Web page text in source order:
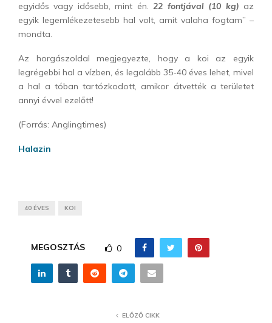
egyidős vagy idősebb, mint én.22 fontjával (10 kg) az
egyik legemlékezetesebb hal volt, amit valaha fogtam” –
mondta.
Az horgászoldal megjegyezte, hogy a koi az egyik
legrégebbi hal a vízben, és legalább 35-40 éves lehet, mivel
a hal a tóban tartózkodott, amikor átvették a területet
annyi évvel ezelőtt!
(Forrás: Anglingtimes)
Halazin
40 ÉVES KOI
MEGOSZTÁS 0
ELŐZŐ CIKK